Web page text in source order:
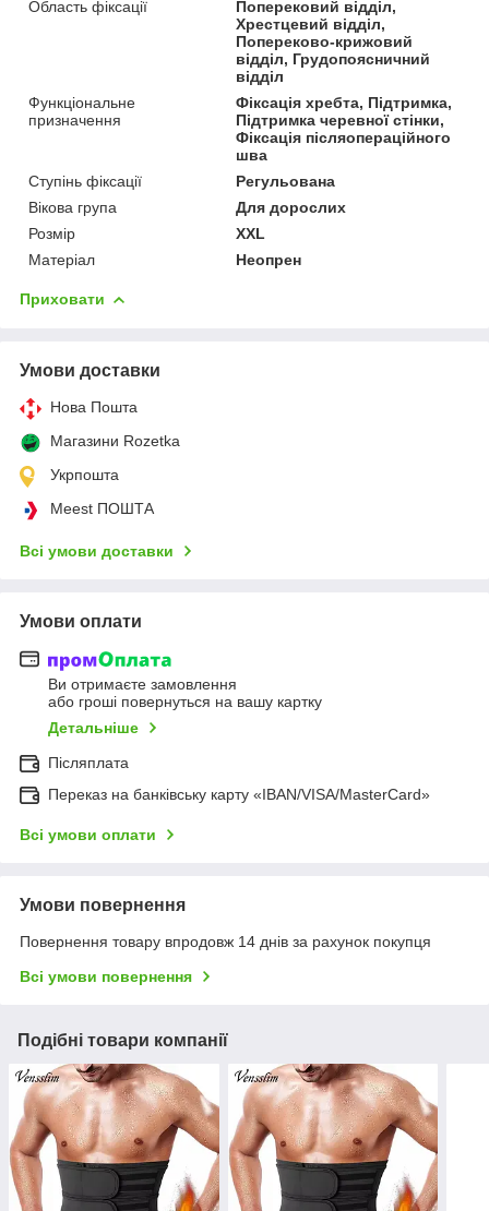
Область фіксації
Поперековий відділ,
Хрестцевий відділ,
Попереково-крижовий
відділ, Грудопоясничний
відділ
Функціональне
призначення
Фіксація хребта, Підтримка,
Підтримка черевної стінки,
Фіксація післяопераційного
шва
Ступінь фіксації
Регульована
Вікова група
Для дорослих
Розмір
XXL
Матеріал
Неопрен
Приховати
Умови доставки
Нова Пошта
Магазини Rozetka
Укрпошта
Meest ПОШТА
Всі умови доставки
Умови оплати
Ви отримаєте замовлення
або гроші повернуться на вашу картку
Детальніше
Післяплата
Переказ на банківську карту «IBAN/VISA/MasterCard»
Всі умови оплати
Умови повернення
Повернення товару впродовж 14 днів за рахунок покупця
Всі умови повернення
Подібні товари компанії